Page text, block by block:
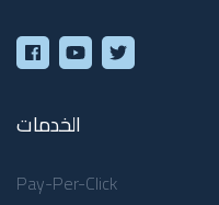
الخدمات
Pay-Per-Click